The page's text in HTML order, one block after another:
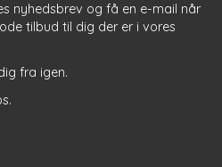
nyhedsbrev og få en e-mail når
tilbud til dig der er i vores
fra igen.